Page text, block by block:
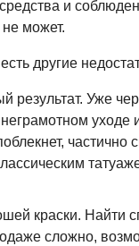
и
не может.
другие
результат. Уже
уходе
частично
краски. Найти
сложно,